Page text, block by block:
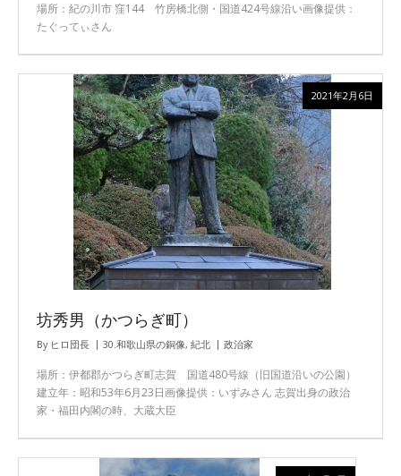
場所：紀の川市 窪144 竹房橋北側・国道424号線沿い画像提供：
たぐってぃさん
坊秀男（かつらぎ町）
By ヒロ団長 30.和歌山県の銅像, 紀北 政治家
場所：伊都郡かつらぎ町志賀 国道480号線（旧国道沿いの公園）
建立年：昭和53年6月23日画像提供：いずみさん 志賀出身の政治
家・福田内閣の時、大蔵大臣
2021年2月6日